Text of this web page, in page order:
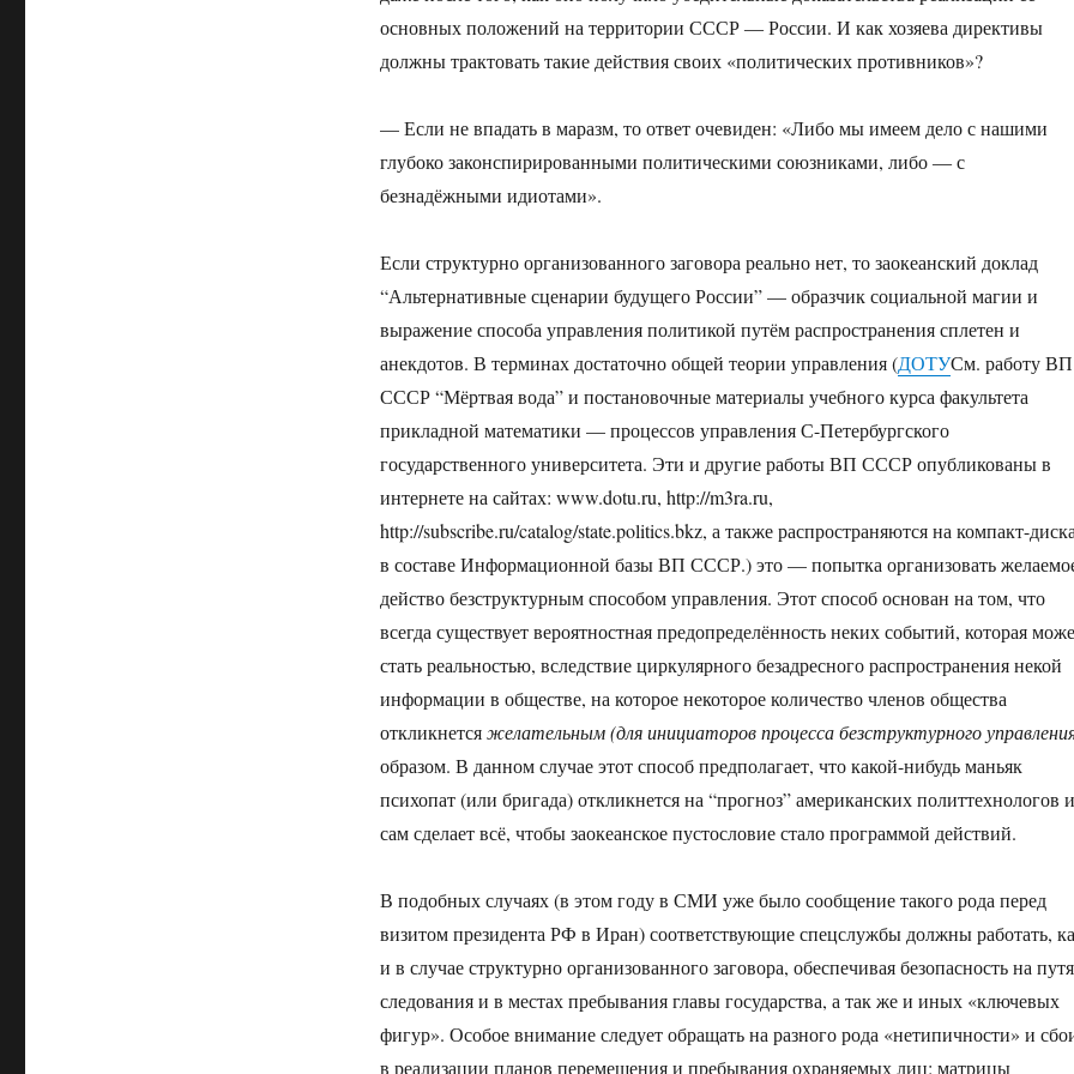
основных положений на территории СССР ― России. И как хозяева директивы
должны трактовать такие действия своих «политических противников»?
— Если не впадать в маразм, то ответ очевиден: «Либо мы имеем дело с нашими
глубоко законспирированными политическими союзниками, либо ― с
безнадёжными идиотами».
Если структурно организованного заговора реально нет, то заокеанский доклад
“Альтернативные сценарии будущего России” — образчик социальной магии и
выражение способа управления политикой путём распространения сплетен и
анекдотов. В терминах достаточно общей теории управления (ДОТУСм. работу ВП
СССР “Мёртвая вода” и постановочные материалы учебного курса факультета
прикладной математики — процессов управления С-Петербургского
государственного университета. Эти и другие работы ВП СССР опубликованы в
интернете на сайтах: www.dotu.ru, http://m3ra.ru,
http://subscribe.ru/catalog/state.politics.bkz, а также распространяются на компакт-
в составе Информационной базы ВП СССР.) это — попытка организовать
действо безструктурным способом управления. Этот способ основан на том, что
всегда существует вероятностная предопределённость неких событий, которая
стать реальностью, вследствие циркулярного безадресного распространения некой
информации в обществе, на которое некоторое количество членов общества
откликнетсяжелательным (для инициаторов процесса безструктурного
образом. В данном случае этот способ предполагает, что какой-нибудь маньяк
психопат (или бригада) откликнется на “прогноз” американских политтехнологов и
сам сделает всё, чтобы заокеанское пустословие стало программой действий.
В подобных случаях (в этом году в СМИ уже было сообщение такого рода перед
визитом президента РФ в Иран) соответствующие спецслужбы должны работать,
и в случае структурно организованного заговора, обеспечивая безопасность на
следования и в местах пребывания главы государства, а так же и иных «ключевых
фигур». Особое внимание следует обращать на разного рода «нетипичности» и
в реализации планов перемещения и пребывания охраняемых лиц: матрицы